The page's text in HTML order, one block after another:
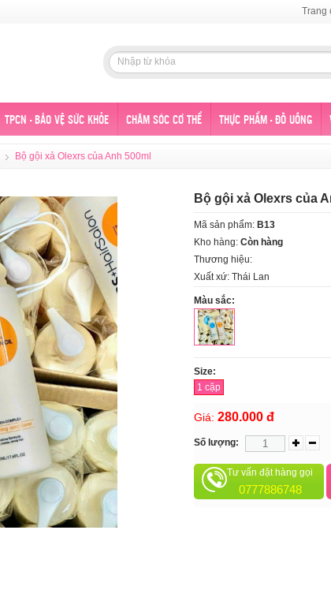
Trang
TPCN - BẢO VỆ SỨC KHỎE CHĂM SÓC CƠ THỂ THỰC PHẨM - ĐỒ UỐNG
Bộ gội xả Olexrs của Anh 500ml
Bộ gội xả Olexrs của
Mã sản phẩm: B13
Kho hàng: Còn hàng
Thương hiệu:
Xuất xứ: Thái Lan
Màu sắc:
Size:
1 cặp
Giá: 280.000 đ
Số lượng:
Tư vấn đặt hàng gọi
0777886748